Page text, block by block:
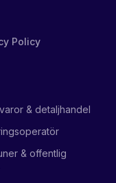
Policy
& detaljhandel
& offentlig